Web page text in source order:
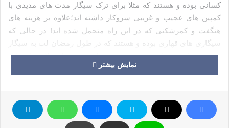
کسانی بوده و هستند که مثلا برای ترک سیگار مدت های مدیدی با
کمپین های عجیب و غریبی سروکار داشته اند؛علاوه بر هزینه های
هنگفت و کمرشکنی که در این راه متحمل شده اند! در حالی که
سیگاری های قهاری بوده و هستند که در طول رمضان لب به سیگار
نزده و در اثر تحصیل در مدرسه روزه برای همیشه این بلای جان را از
معمولا بیشتر قریب به اتفاق مسلمانان روزه می گیرند ولی آموختن
درس های زندگی و دین داری از این مدرسه ربانی بستگی دارد به
میزان آمادگی و توفیقات ربانی؛ که متاسفانه شامل حال همه ما
نمایش بیشتر